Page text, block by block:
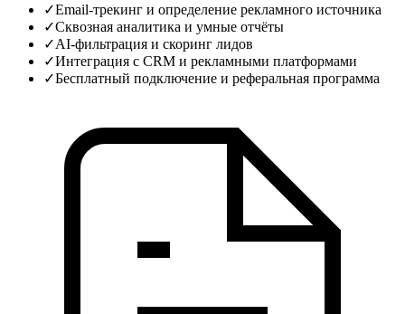
✓Email‑трекинг и определение рекламного источника
✓Сквозная аналитика и умные отчёты
✓AI‑фильтрация и скоринг лидов
✓Интеграция с CRM и рекламными платформами
✓Бесплатный подключение и реферальная программа